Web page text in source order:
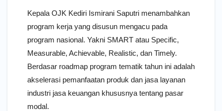
Kepala OJK Kediri Ismirani Saputri menambahkan
program kerja yang disusun mengacu pada
program nasional. Yakni SMART atau Specific,
Measurable, Achievable, Realistic, dan Timely.
Berdasar roadmap program tematik tahun ini adalah
akselerasi pemanfaatan produk dan jasa layanan
industri jasa keuangan khususnya tentang pasar
modal.